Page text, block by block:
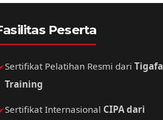
Peserta
Sertifikat Pelatihan Resmi dari Tigafa
Training
Sertifikat Internasional CIPA dari